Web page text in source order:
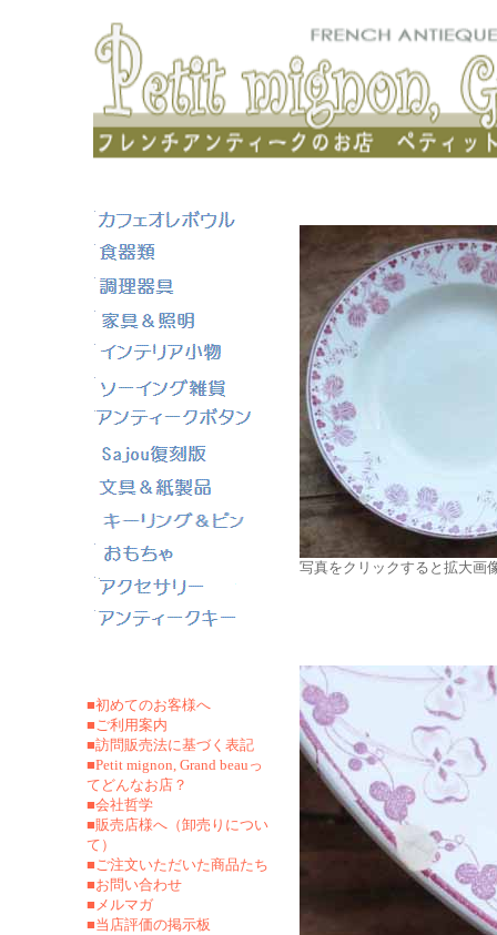
■初めてのお客様へ
■ご利用案内
■訪問販売法に基づく表記
■Petit mignon, Grand beauっ
てどんなお店？
■会社哲学
■販売店様へ（卸売りについ
て）
■ご注文いただいた商品たち
■お問い合わせ
■メルマガ
■当店評価の掲示板
写真をクリックすると拡大画